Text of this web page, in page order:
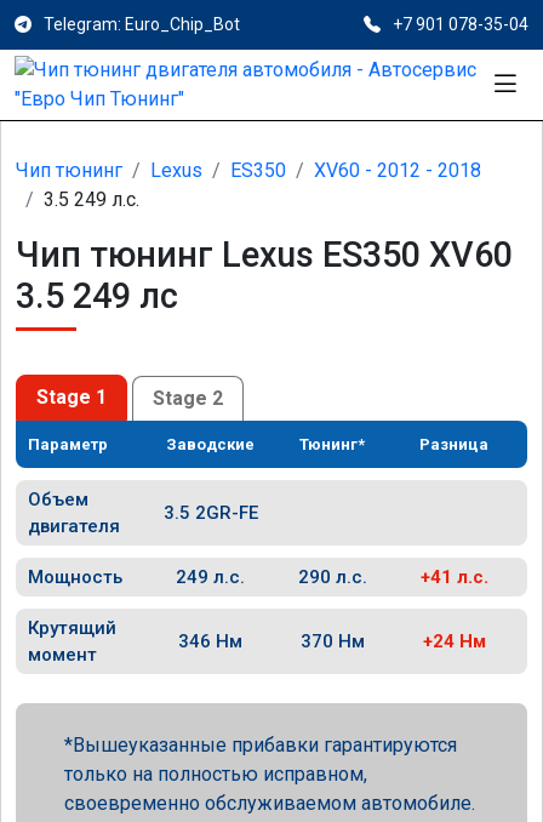
Telegram: Euro_Chip_Bot +7 901 078-35-04
Чип тюнинг Lexus ES350
XV60 - 2012 - 2018
3.5 249 л.с.
Чип тюнинг Lexus ES350 XV60
3.5 249 лс
Stage 1 Stage 2
Параметр Заводские Тюнинг* Разница
Объем
двигателя
3.5 2GR-FE
Мощность 249 л.с. 290 л.с. +41 л.с.
Крутящий
момент
346 Нм 370 Нм +24 Нм
Вышеуказанные прибавки гарантируются
только на полностью исправном,
своевременно обслуживаемом автомобиле.